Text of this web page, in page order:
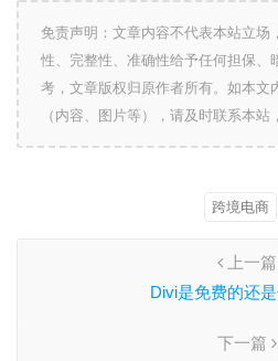
免责声明：文章内容不代表本站立场
性、完整性、准确性给予任何担保、
考，文章版权归原作者所有。如本文
（内容、图片等），请及时联系本站
跨境电商
上一篇
Divi是免费的还
下一篇